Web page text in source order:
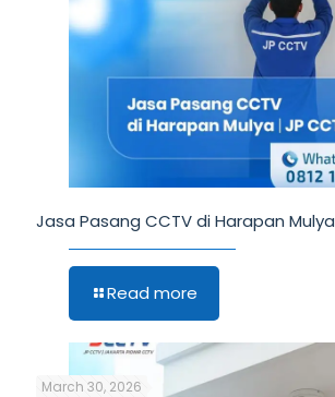
Jasa Pasang CCTV di Harapan Mulya
Read more
March 30, 2026